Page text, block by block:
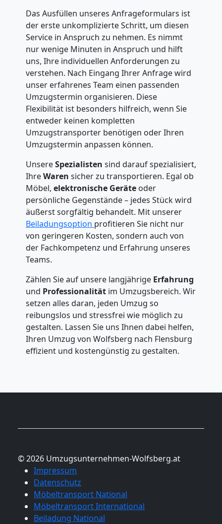
Das Ausfüllen unseres Anfrageformulars ist
der erste unkomplizierte Schritt, um diesen
Service in Anspruch zu nehmen. Es nimmt
nur wenige Minuten in Anspruch und hilft
uns, Ihre individuellen Anforderungen zu
verstehen. Nach Eingang Ihrer Anfrage wird
unser erfahrenes Team einen passenden
Umzugstermin organisieren. Diese
Flexibilität ist besonders hilfreich, wenn Sie
entweder keinen kompletten
Umzugstransporter benötigen oder Ihren
Umzugstermin anpassen können.
UnsereSpezialisten sind darauf spezialisiert,
IhreWaren sicher zu transportieren. Egal ob
Möbel, elektronische Geräte oder
persönliche Gegenstände – jedes Stück wird
äußerst sorgfältig behandelt. Mit unserer
Beiladungsoption profitieren Sie nicht nur
von geringeren Kosten, sondern auch von
der Fachkompetenz und Erfahrung unseres
Teams.
Zählen Sie auf unsere langjährige Erfahrung
und Professionalität im Umzugsbereich. Wir
setzen alles daran, jeden Umzug so
reibungslos und stressfrei wie möglich zu
gestalten. Lassen Sie uns Ihnen dabei helfen,
Ihren Umzug von Wolfsberg nach Flensburg
effizient und kostengünstig zu gestalten.
© 2026 Umzugsunternehmen-Wolfsberg.at
Impressum
Datenschutz
Möbeltransport National
Möbeltransport International
Beiladung National